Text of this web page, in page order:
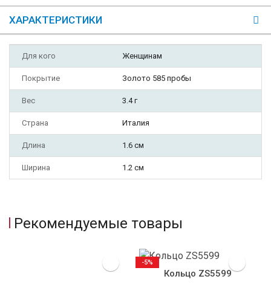
ХАРАКТЕРИСТИКИ
Для кого Женщинам
Покрытие Золото 585 пробы
Вес 3.4 г
Страна Италия
Длина 1.6 см
Ширина 1.2 см
Рекомендуемые товары
Кольцо ZS5599
-5%